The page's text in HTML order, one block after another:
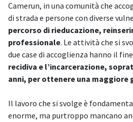
Camerun, in una comunità che
di strada e persone con diverse
percorso di rieducazione,
professionale. Le attività che si
due case di accoglienza hanno il
recidiva e l’incarcerazione,
anni, per ottenere una maggiore
Il lavoro che si svolge è
enorme, ma purtroppo mancano